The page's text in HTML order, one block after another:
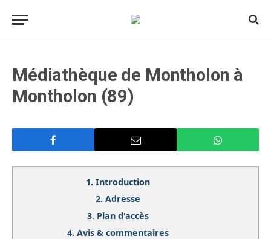
Médiathèque de Montholon à
Montholon (89)
1. Introduction
2. Adresse
3. Plan d'accès
4. Avis & commentaires